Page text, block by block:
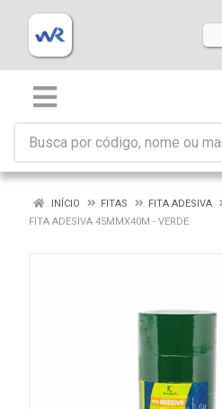
INÍCIO FITAS
FITA ADESIVA
FITA ADESIVA 45MMX40M - VERDE